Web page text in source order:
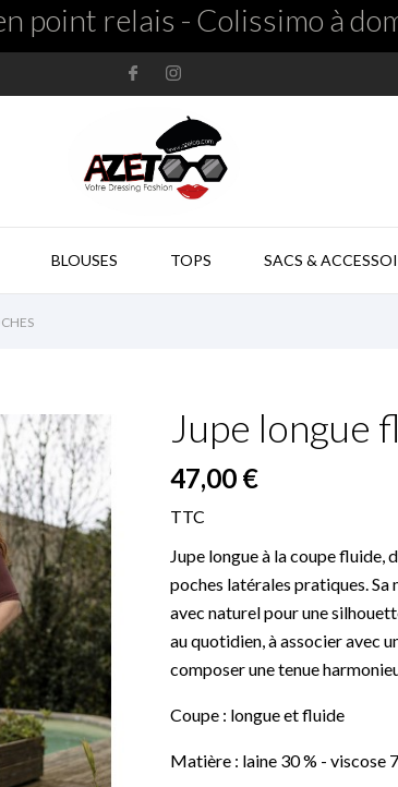
point relais - Colissimo à
BLOUSES TOPS SACS & 
Jupe longue
47,00 €
TTC
Jupe longue à la coupe
poches latérales pratiques.
avec naturel pour une
au quotidien, à associer avec
composer une tenue
Coupe : longue et fluide
Matière : laine 30 % - viscose